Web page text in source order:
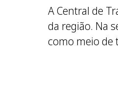
A Central de
da região. Na
como meio de